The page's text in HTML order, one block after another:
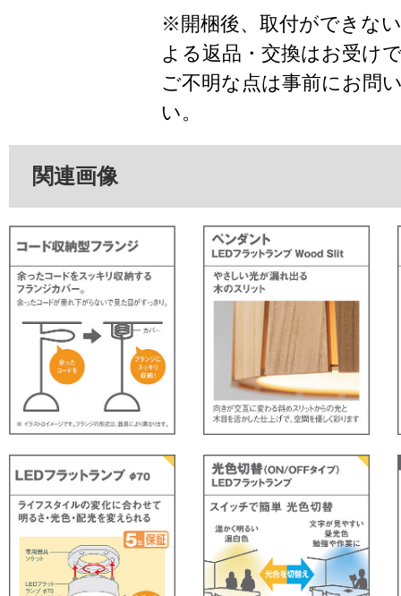
※開梱後、取付ができな
よる返品・交換はお受け
ご不明な点は事前にお問
い。
関連画像